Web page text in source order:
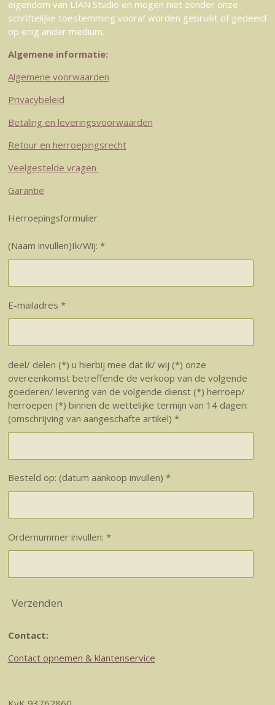
eigendom van LIAN Studio en mogen niet zonder onze
schriftelijke toestemming vooraf worden gebruikt of gedeeld
op enig ander medium.
Algemene informatie:
Algemene voorwaarden
Privacybeleid
Betaling en leveringsvoorwaarden
Retour en herroepingsrecht
Veelgestelde vragen
Garantie
Herroepingsformulier
(Naam invullen)Ik/Wij: *
E-mailadres *
deel/ delen (*) u hierbij mee dat ik/ wij (*) onze
overeenkomst betreffende de verkoop van de volgende
goederen/ levering van de volgende dienst (*) herroep/
herroepen (*) binnen de wettelijke termijn van 14 dagen:
(omschrijving van aangeschafte artikel) *
Besteld op: (datum aankoop invullen) *
Ordernummer invullen: *
Verzenden
Contact:
Contact opnemen & klantenservice